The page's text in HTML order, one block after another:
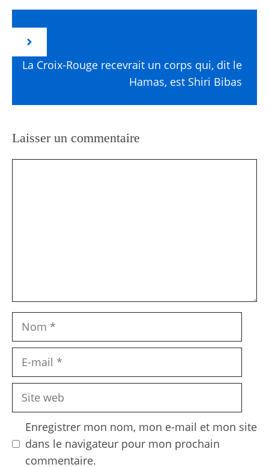
La Croix-Rouge recevrait un corps qui, dit le
Hamas, est Shiri Bibas
Laisser un commentaire
Nom
Site
Enregistrer mon nom, mon e-mail et mon site
dans le navigateur pour mon prochain
commentaire.